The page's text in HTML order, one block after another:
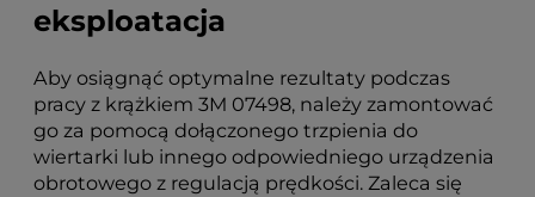
eksploatacja
Aby osiągnąć optymalne rezultaty podczas
pracy z krążkiem 3M 07498, należy zamontować
go za pomocą dołączonego trzpienia do
wiertarki lub innego odpowiedniego urządzenia
obrotowego z regulacją prędkości. Zaleca się